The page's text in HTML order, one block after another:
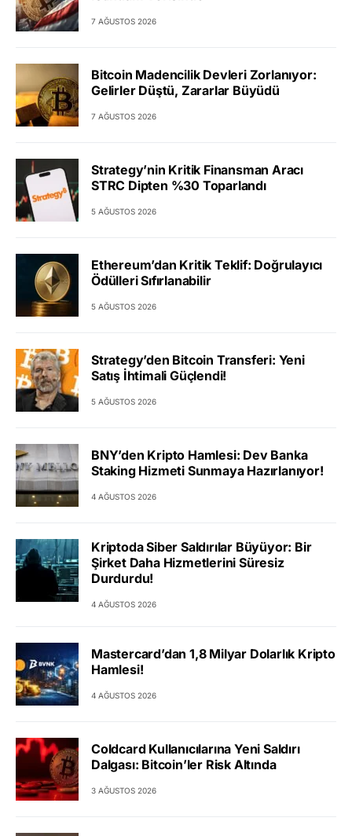
7 AĞUSTOS 2026
Bitcoin Madencilik Devleri Zorlanıyor:
Gelirler Düştü, Zararlar Büyüdü
7 AĞUSTOS 2026
Strategy’nin Kritik Finansman Aracı
STRC Dipten %30 Toparlandı
5 AĞUSTOS 2026
Ethereum’dan Kritik Teklif: Doğrulayıcı
Ödülleri Sıfırlanabilir
5 AĞUSTOS 2026
Strategy’den Bitcoin Transferi: Yeni
Satış İhtimali Güçlendi!
5 AĞUSTOS 2026
BNY’den Kripto Hamlesi: Dev Banka
Staking Hizmeti Sunmaya Hazırlanıyor!
4 AĞUSTOS 2026
Kriptoda Siber Saldırılar Büyüyor: Bir
Şirket Daha Hizmetlerini Süresiz
Durdurdu!
4 AĞUSTOS 2026
Mastercard’dan 1,8 Milyar Dolarlık Kripto
Hamlesi!
4 AĞUSTOS 2026
Coldcard Kullanıcılarına Yeni Saldırı
Dalgası: Bitcoin’ler Risk Altında
3 AĞUSTOS 2026